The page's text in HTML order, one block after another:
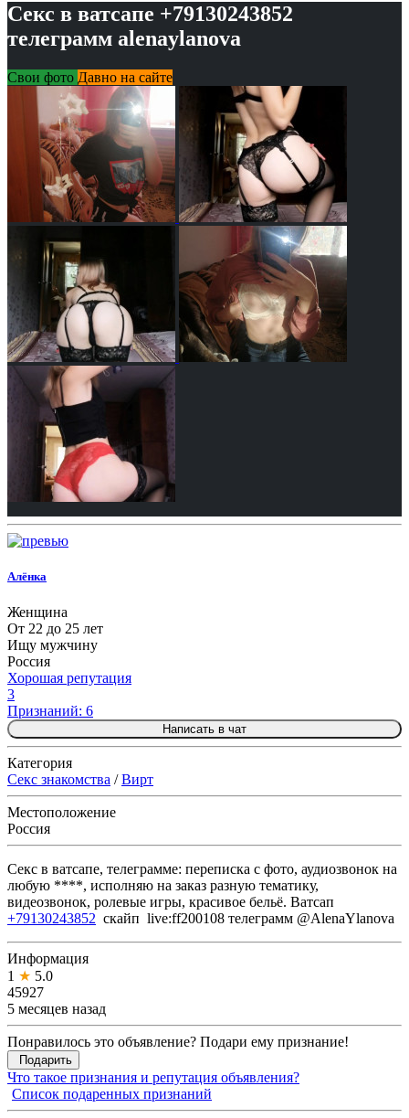
Секс в ватсапе +79130243852
телеграмм alenaylanova
Свои фото Давно на сайте
Алёнка
Женщина
От 22 до 25 лет
Ищу мужчину
Россия
Хорошая репутация
3
Признаний: 6
Написать в чат
Категория
Секс знакомства /Вирт
Местоположение
Россия
Секс в ватсапе, телеграмме: переписка с фото, аудиозвонок на
любую ****, исполняю на заказ разную тематику,
видеозвонок, ролевые игры, красивое бельё. Ватсап
+79130243852 скайп live:ff200108 телеграмм @AlenaYlanova
Информация
1 ★ 5.0
45927
5 месяцев назад
Понравилось это объявление? Подари ему признание!
Подарить
Что такое признания и репутация объявления?
Список подаренных признаний